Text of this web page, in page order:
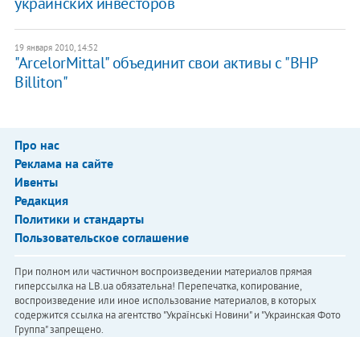
19 января 2010, 14:52
"ArcelorMittal" объединит свои активы с "BHP
Billiton"
Про нас
Реклама на сайте
Ивенты
Редакция
Политики и стандарты
Пользовательское соглашение
При полном или частичном воспроизведении материалов прямая
гиперссылка на LB.ua обязательна! Перепечатка, копирование,
воспроизведение или иное использование материалов, в которых
содержится ссылка на агентство "Українськi Новини" и "Украинская Фото
Группа" запрещено.